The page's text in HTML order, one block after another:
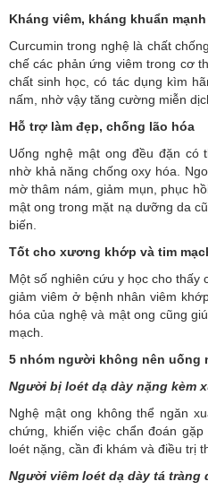
Kháng viêm, kháng khuẩn mạnh
Curcumin trong nghệ là chất
chế các phản ứng viêm trong cơ
chất sinh học, có tác dụng kìm
nấm, nhờ vậy tăng cường miễn
Hỗ trợ làm đẹp, chống lão hóa
Uống nghệ mật ong đều đặn có
nhờ khả năng chống oxy hóa.
mờ thâm nám, giảm mụn, phục
mật ong trong mặt nạ dưỡng da
biến.
Tốt cho xương khớp và tim
Một số nghiên cứu y học cho thấy
giảm viêm ở bệnh nhân viêm
hóa của nghệ và mật ong cũng
mạch.
5 nhóm người không nên uống
Người bị loét dạ dày nặng kèm
Nghệ mật ong không thể ngăn
chứng, khiến việc chẩn đoán
loét nặng, cần đi khám và điều trị
Người viêm loét dạ dày tá tràng